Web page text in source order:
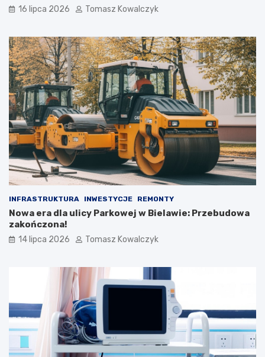
16 lipca 2026 Tomasz Kowalczyk
INFRASTRUKTURA INWESTYCJE REMONTY
Nowa era dla ulicy Parkowej w Bielawie: Przebudowa
zakończona!
14 lipca 2026 Tomasz Kowalczyk